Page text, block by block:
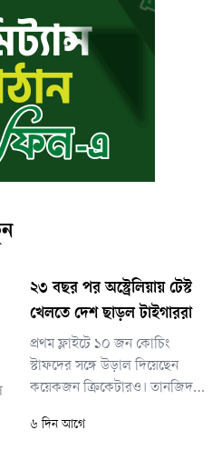
২৩ বছর পর অস্ট্রেলিয়ায় টেস্ট
খেলতে দেশ ছাড়ল টাইগাররা
প্রথম ফ্লাইটে ১০ জন কোচিং
স্টাফদের সঙ্গে উড়াল দিয়েছেন
কয়েকজন ক্রিকেটারও। তানজিদ
এলেও আলাদাভাবে বিমানবন্দরে
৬ দিন আগে